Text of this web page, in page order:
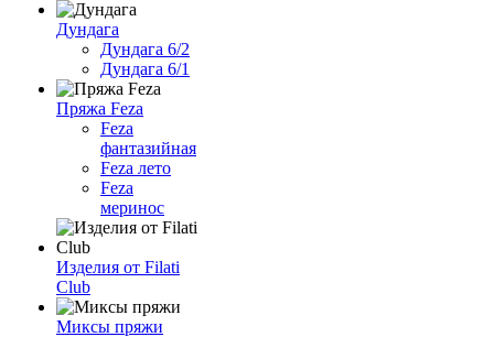
Дундага
Дундага 6/2
Дундага 6/1
Пряжа Feza
Feza
фантазийная
Feza лето
Feza
меринос
Изделия от Filati
Club
Миксы пряжи